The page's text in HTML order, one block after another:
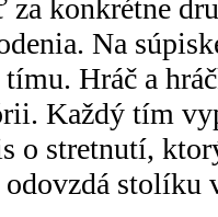
konkrétne
Na
Hráč a
Každý tím
o stretnutí,
stolíku